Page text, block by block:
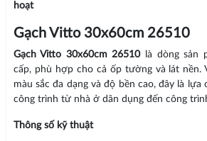
hoạt
Gạch Vitto 30x60cm 26510
Gạch Vitto 30x60cm 26510là dòng sản
cấp, phù hợp cho cả ốp tường và lát nền.
màu sắc đa dạng và độ bền cao, đây là
công trình từ nhà ở dân dụng đến công
Thông số kỹ thuật